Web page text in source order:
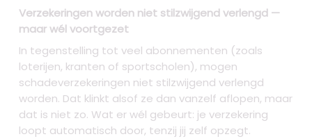
Verzekeringen worden niet stilzwijgend verlengd —
maar wél voortgezet
In tegenstelling tot veel abonnementen (zoals
loterijen, kranten of sportscholen), mogen
schadeverzekeringen niet stilzwijgend verlengd
worden. Dat klinkt alsof ze dan vanzelf aflopen, maar
dat is niet zo. Wat er wél gebeurt: je verzekering
loopt automatisch door, tenzij jij zelf opzegt.